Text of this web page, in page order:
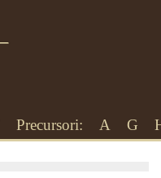
Precursori: A G